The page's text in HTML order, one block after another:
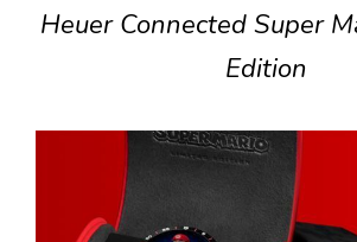
Heuer Connected Super
Edition